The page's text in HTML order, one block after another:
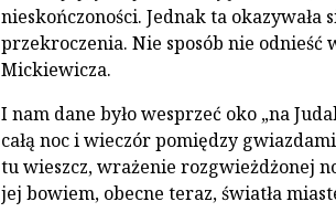
nieskończoności. Jednak ta
przekroczenia. Nie sposób nie
Mickiewicza.
I nam dane było wesprzeć oko „na
całą noc i wieczór pomiędzy
tu wieszcz, wrażenie rozgwieżdżonej
jej bowiem, obecne teraz, światła